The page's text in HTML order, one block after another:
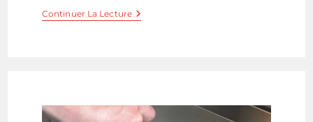
Continuer La LectureVégan
Soja